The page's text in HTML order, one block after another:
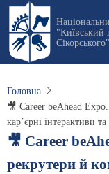
Перейти
основного
вмісту
"Київський
Сікорського"
Головна
🎥 Career beAhead
карʼєрні інтерактиви
🎥 Career
рекрутери й